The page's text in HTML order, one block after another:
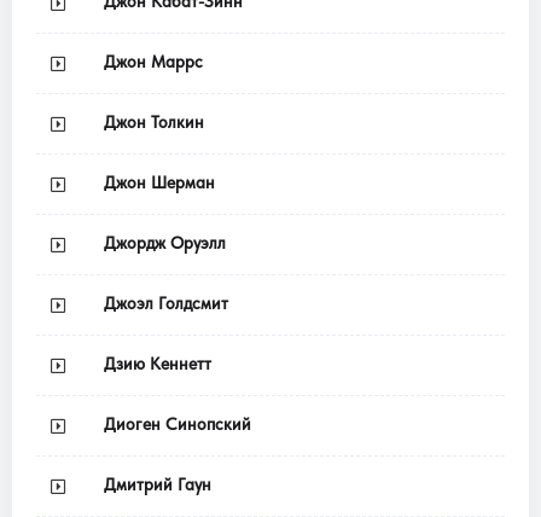
Джон Маррс
Джон Толкин
Джон Шерман
Джордж Оруэлл
Джоэл Голдсмит
Дзию Кеннетт
Диоген Синопский
Дмитрий Гаун